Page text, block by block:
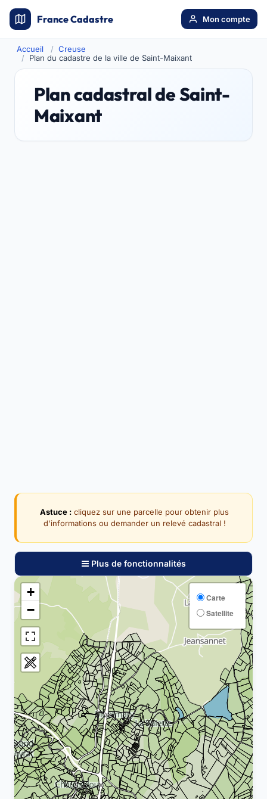
France Cadastre Mon compte
Accueil
Creuse
Plan du cadastre de la ville de Saint-Maixant
Plan cadastral de Saint-
Maixant
Astuce : cliquez sur une parcelle pour obtenir plus
d'informations ou demander un relevé cadastral !
Plus de fonctionnalités
+
−
Carte
Satellite